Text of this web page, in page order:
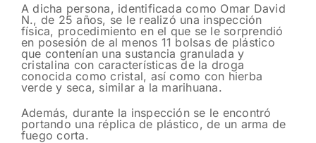
A dicha persona, identificada como Omar David
N., de 25 años, se le realizó una inspección
física, procedimiento en el que se le sorprendió
en posesión de al menos 11 bolsas de plástico
que contenían una sustancia granulada y
cristalina con características de la droga
conocida como cristal, así como con hierba
verde y seca, similar a la marihuana.
Además, durante la inspección se le encontró
portando una réplica de plástico, de un arma de
fuego corta.